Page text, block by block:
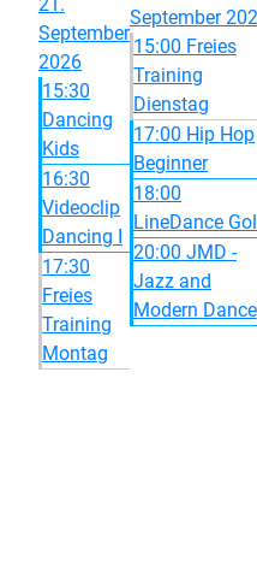
21.
September
2026
15:30
Dancing
Kids
16:30
Videoclip
Dancing I
17:30
Freies
Training
Montag
September
15:00 Freies
Training
Dienstag
17:00 Hip Hop
Beginner
18:00
LineDance
20:00 JMD -
Jazz and
Modern Dance